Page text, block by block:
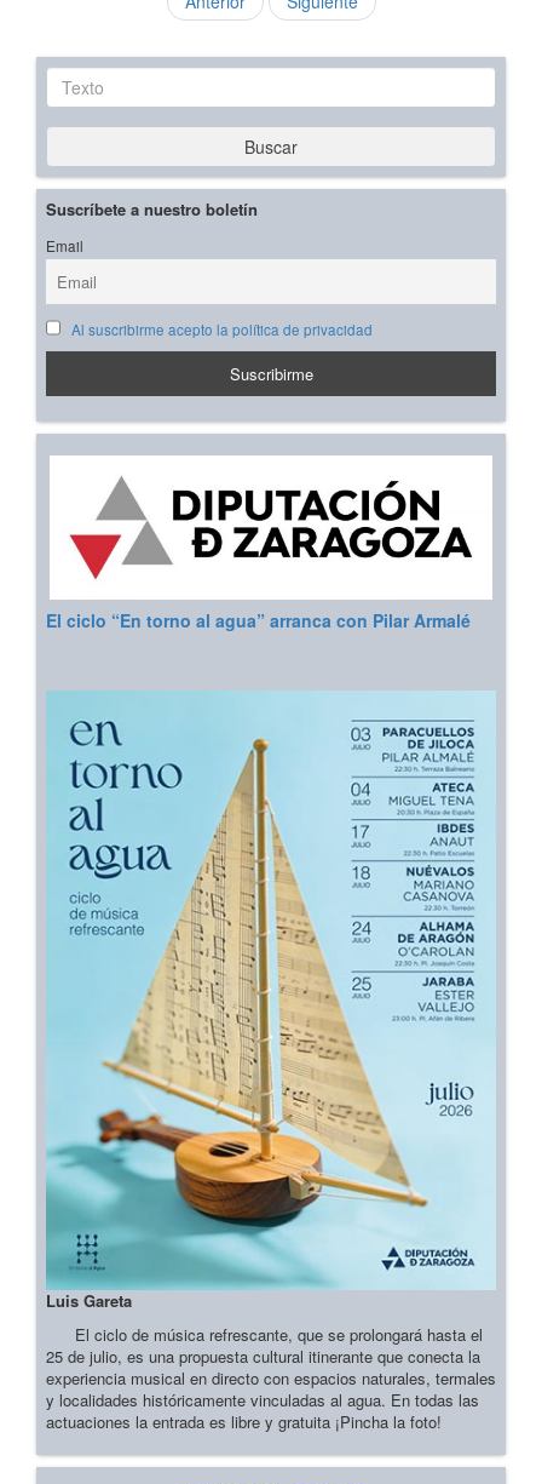
Texto
Buscar
Suscríbete a nuestro boletín
Email
Al suscribirme acepto la política de privacidad
El ciclo “En torno al agua” arranca con Pilar Armalé
Luis Gareta
El ciclo de música refrescante, que se prolongará hasta el
25 de julio, es una propuesta cultural itinerante que conecta la
experiencia musical en directo con espacios naturales, termales
y localidades históricamente vinculadas al agua. En todas las
actuaciones la entrada es libre y gratuita ¡Pincha la foto!